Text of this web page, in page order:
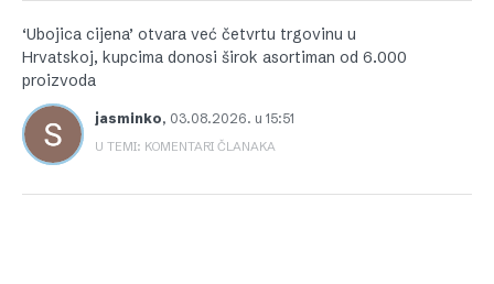
‘Ubojica cijena’ otvara već četvrtu trgovinu u
Hrvatskoj, kupcima donosi širok asortiman od 6.000
proizvoda
jasminko, 03.08.2026. u 15:51
U TEMI: KOMENTARI ČLANAKA